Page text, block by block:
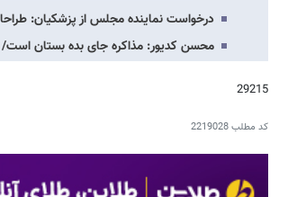
درخواست نماینده مجلس از پزشکیان: طراحان بنزین ۱۵ هزار تومانی
محسن کدیور: مذاکره جای بده بستان است/
29215
کد مطلب2219028